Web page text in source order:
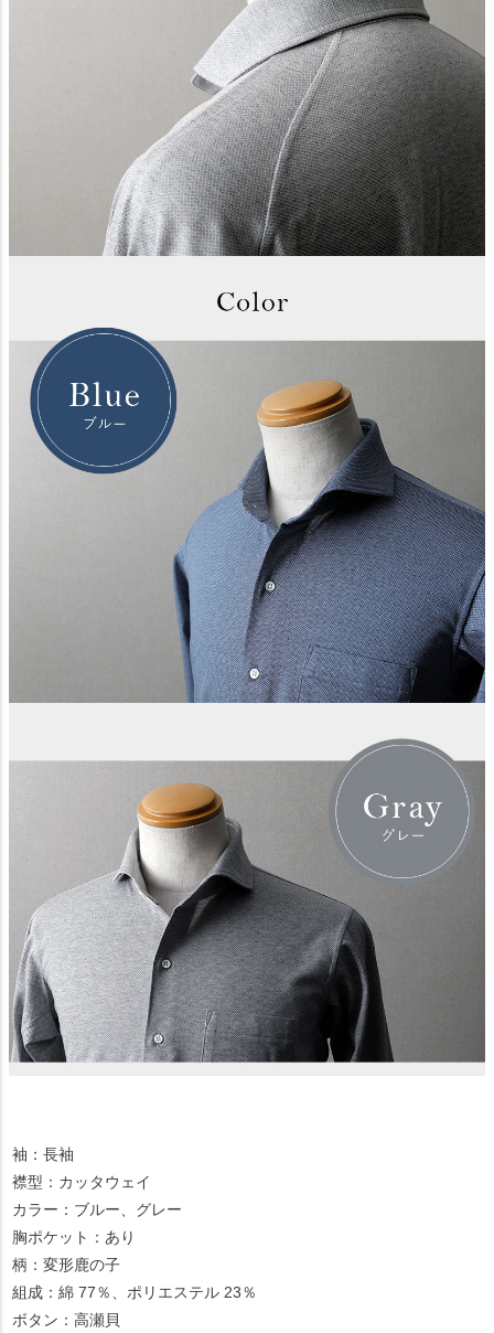
袖：長袖
襟型：カッタウェイ
カラー：ブルー、グレー
胸ポケット：あり
柄：変形鹿の子
組成：綿 77％、ポリエステル 23％
ボタン：高瀬貝